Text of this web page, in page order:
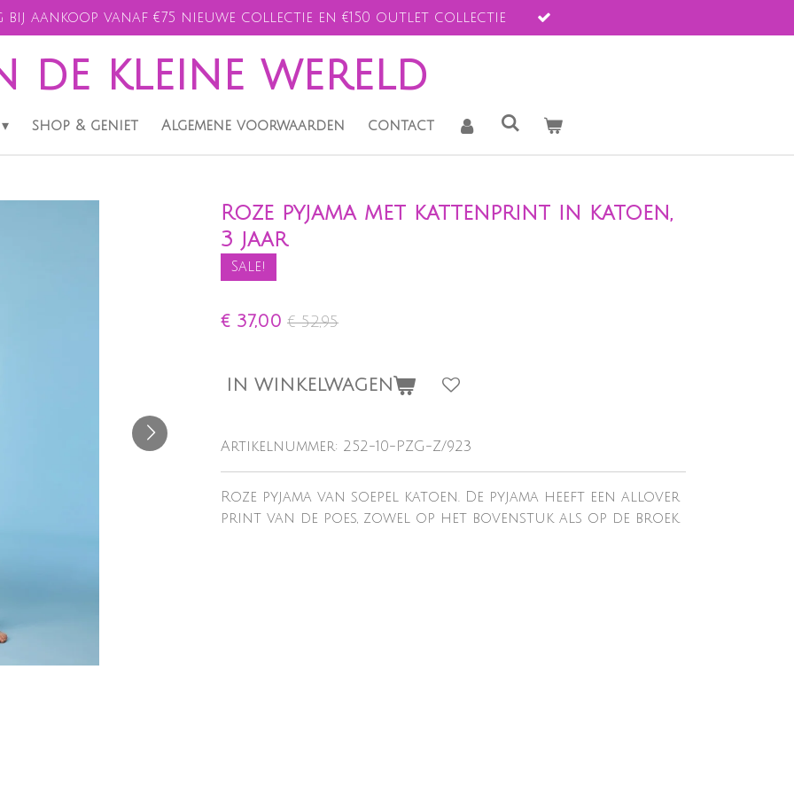
bij aankoop vanaf €75 nieuwe collectie en €150 outlet collectie
de kleine wereld
shop & geniet Algemene voorwaarden contact
Roze pyjama met kattenprint in katoen,
3 jaar
Sale!
€ 37,00 € 52,95
IN WINKELWAGEN
Artikelnummer: 252-10-PZG-Z/923
Roze pyjama van soepel katoen. De pyjama heeft een allover
print van de poes, zowel op het bovenstuk als op de broek.